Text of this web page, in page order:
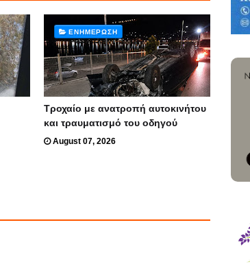
ΕΝΗΜΈΡΩΣΗ
Τροχαίο με ανατροπή αυτοκινήτου
και τραυματισμό του οδηγού
August 07, 2026